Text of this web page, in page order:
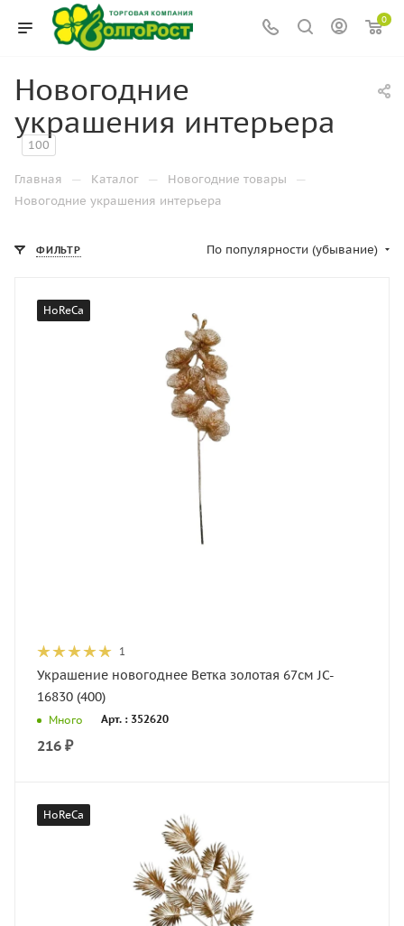
0
Новогодние
украшения интерьера
100
Главная — Каталог — Новогодние товары —
Новогодние украшения интерьера
ФИЛЬТР По популярности (убывание)
HoReCa
1
Украшение новогоднее Ветка золотая 67см JC-
16830 (400)
Много Арт. : 352620
216 ₽
HoReCa